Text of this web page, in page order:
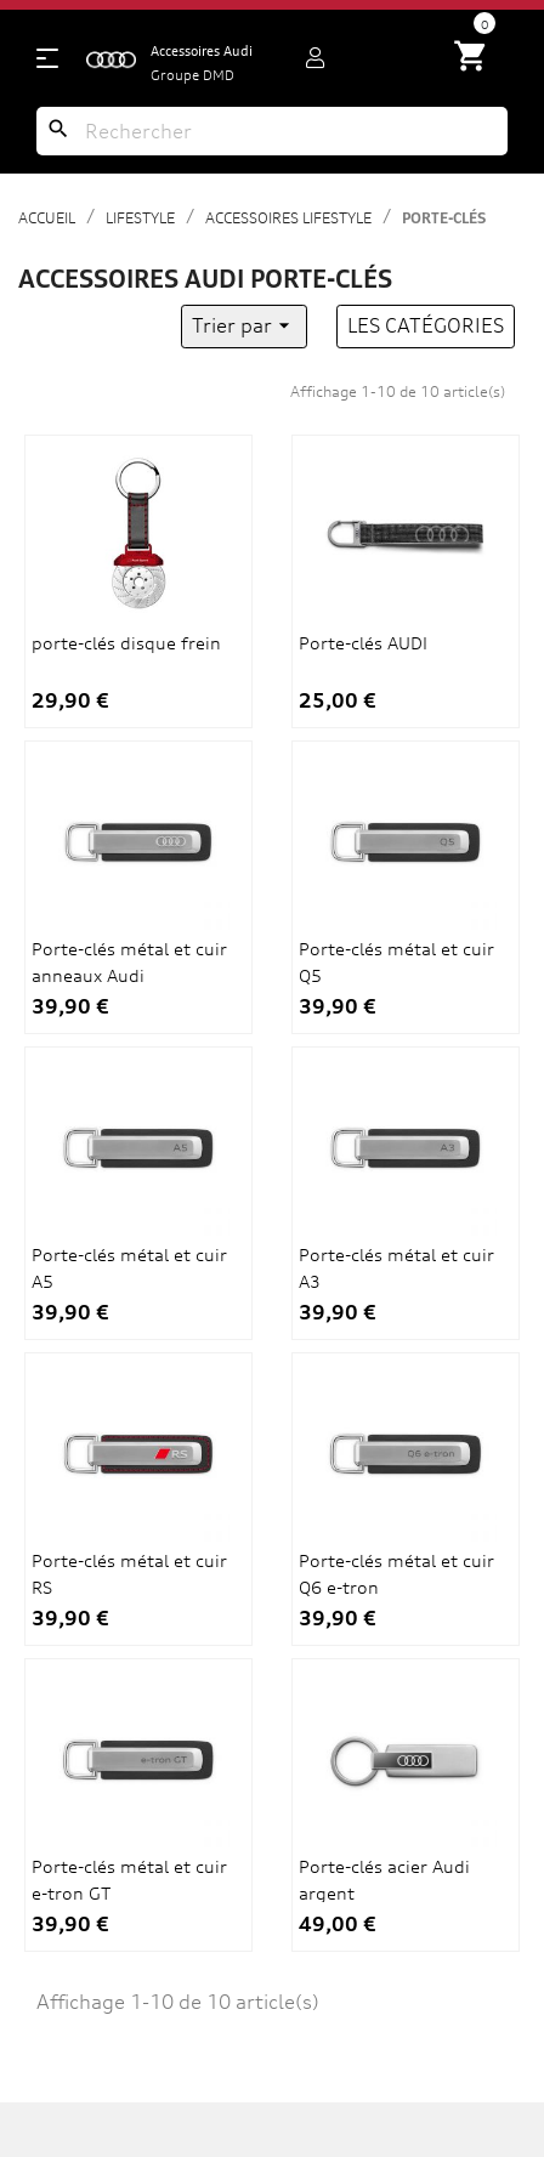
shopping_cart
0
Accessoires Audi
Groupe DMD
search
ACCUEIL LIFESTYLE ACCESSOIRES LIFESTYLE PORTE-CLÉS
ACCESSOIRES AUDI PORTE-CLÉS
Trier par  LES CATÉGORIES
Affichage 1-10 de 10 article(s)
porte-clés disque frein
29,90 €
Porte-clés AUDI
25,00 €
Porte-clés métal et cuir
anneaux Audi
39,90 €
Porte-clés métal et cuir
Q5
39,90 €
Porte-clés métal et cuir
A5
39,90 €
Porte-clés métal et cuir
A3
39,90 €
Porte-clés métal et cuir
RS
39,90 €
Porte-clés métal et cuir
Q6 e-tron
39,90 €
Porte-clés métal et cuir
e-tron GT
39,90 €
Porte-clés acier Audi
argent
49,00 €
Affichage 1-10 de 10 article(s)